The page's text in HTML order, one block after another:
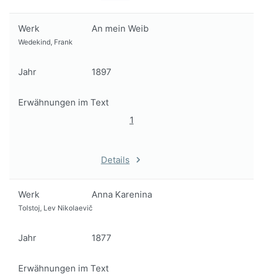
Werk An mein Weib
Wedekind, Frank
Jahr 1897
Erwähnungen im Text
1
Details
Werk Anna Karenina
Tolstoj, Lev Nikolaevič
Jahr 1877
Erwähnungen im Text